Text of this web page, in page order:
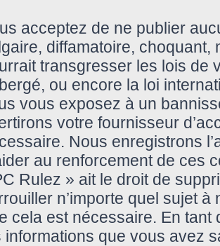
acceptez de ne publier
diffamatoire, choquant,
transgresser les lois de
ou encore la loi
vous exposez à un
votre fournisseur
Nous enregistrons
au renforcement de ces
Rulez » ait le droit de
n’importe quel sujet à
cela est nécessaire. En tant
informations que vous avez